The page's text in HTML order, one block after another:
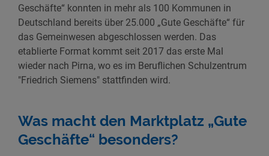
Geschäfte“ konnten in mehr als 100 Kommunen in
Deutschland bereits über 25.000 „Gute Geschäfte“ für
das Gemeinwesen abgeschlossen werden. Das
etablierte Format kommt seit 2017 das erste Mal
wieder nach Pirna, wo es im Beruflichen Schulzentrum
"Friedrich Siemens" stattfinden wird.
Was macht den Marktplatz „Gute
Geschäfte“ besonders?